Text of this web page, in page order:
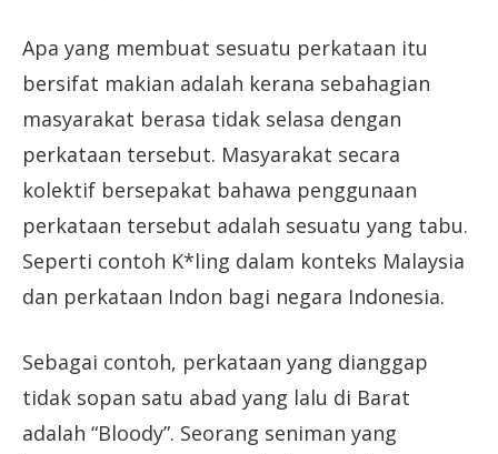
Apa yang membuat sesuatu perkataan itu
bersifat makian adalah kerana sebahagian
masyarakat berasa tidak selasa dengan
perkataan tersebut. Masyarakat secara
kolektif bersepakat bahawa penggunaan
perkataan tersebut adalah sesuatu yang tabu.
Seperti contoh K*ling dalam konteks Malaysia
dan perkataan Indon bagi negara Indonesia.
Sebagai contoh, perkataan yang dianggap
tidak sopan satu abad yang lalu di Barat
adalah “Bloody”. Seorang seniman yang